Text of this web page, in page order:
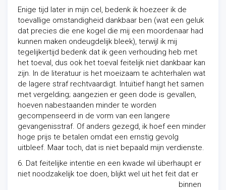
Enige tijd later in mijn cel, bedenk ik hoezeer ik de
toevallige omstandigheid dankbaar ben (wat een geluk
dat precies die ene kogel die mij een moordenaar had
kunnen maken ondeugdelijk bleek), terwijl ik mij
tegelijkertijd bedenk dat ik geen verhouding heb met
het toeval, dus ook het toeval feitelijk niet dankbaar kan
zijn. In de literatuur is het moeizaam te achterhalen wat
de lagere straf rechtvaardigt. Intuïtief hangt het samen
met vergelding; aangezien er geen dode is gevallen,
hoeven nabestaanden minder te worden
gecompenseerd in de vorm van een langere
gevangenisstraf. Of anders gezegd, ik hoef een minder
hoge prijs te betalen omdat een ernstig gevolg
uitbleef. Maar toch, dat is niet bepaald mijn verdienste.
6. Dat feitelijke intentie en een kwade wil überhaupt er
niet noodzakelijk toe doen, blijkt wel uit het feit dat er
binnen